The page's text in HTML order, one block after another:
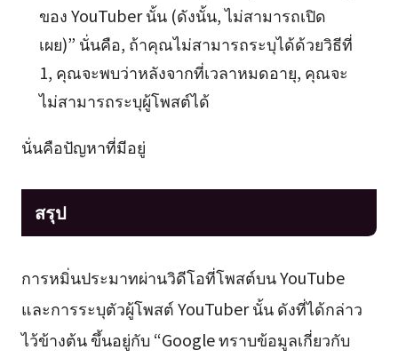
ของ YouTuber นั้น (ดังนั้น, ไม่สามารถเปิด
เผย)” นั่นคือ, ถ้าคุณไม่สามารถระบุได้ด้วยวิธีที่
1, คุณจะพบว่าหลังจากที่เวลาหมดอายุ, คุณจะ
ไม่สามารถระบุผู้โพสต์ได้
นั่นคือปัญหาที่มีอยู่
สรุป
การหมิ่นประมาทผ่านวิดีโอที่โพสต์บน YouTube
และการระบุตัวผู้โพสต์ YouTuber นั้น ดังที่ได้กล่าว
ไว้ข้างต้น ขึ้นอยู่กับ “Google ทราบข้อมูลเกี่ยวกับ